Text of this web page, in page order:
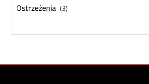
Ostrzeżenia (3)